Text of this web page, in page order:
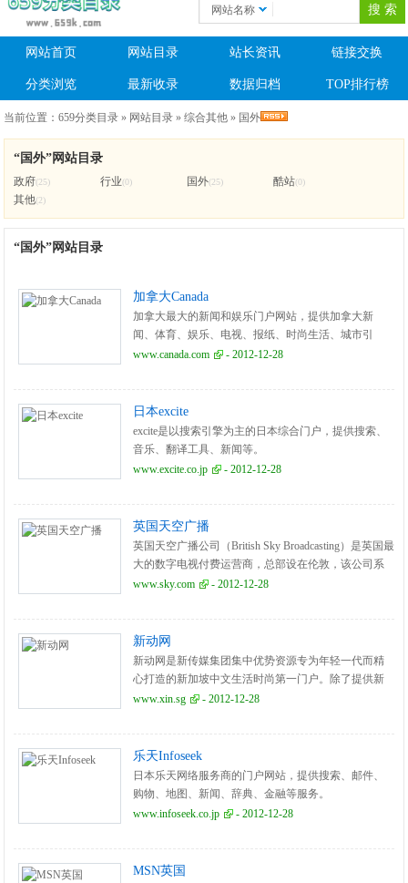
网站名称
网站首页 网站目录 站长资讯 链接交换
分类浏览 最新收录 数据归档 TOP排行榜
当前位置：659分类目录 » 网站目录 »综合其他 » 国外
“国外”网站目录
政府(25) 行业(0) 国外(25) 酷站(0)
其他(2)
“国外”网站目录
加拿大Canada
加拿大最大的新闻和娱乐门户网站，提供加拿大新
闻、体育、娱乐、电视、报纸、时尚生活、城市引
导、免费电子邮件等。
www.canada.com - 2012-12-28
日本excite
excite是以搜索引擎为主的日本综合门户，提供搜索、
音乐、翻译工具、新闻等。
www.excite.co.jp
- 2012-12-28
英国天空广播
英国天空广播公司（British Sky Broadcasting）是英国最
大的数字电视付费运营商，总部设在伦敦，该公司系
在1990年由天空电视台与英国公司卫星广播公司合并
www.sky.com - 2012-12-28
新动网
新动网是新传媒集团集中优势资源专为年轻一代而精
心打造的新加坡中文生活时尚第一门户。除了提供新
闻、娱乐、时尚、 科技等丰富多彩的最新资讯之外，
运，公司同时经营亚洲地区电视和网络业务。新动网
的团队集合了来自新闻、电视、互联网、手机等各领
域的年轻精英，我们将会全情投入，与大家一起互
动、成长！
www.xin.sg - 2012-12-28
乐天Infoseek
日本乐天网络服务商的门户网站，提供搜索、邮件、
购物、地图、新闻、辞典、金融等服务。
www.infoseek.co.jp
- 2012-12-28
MSN英国